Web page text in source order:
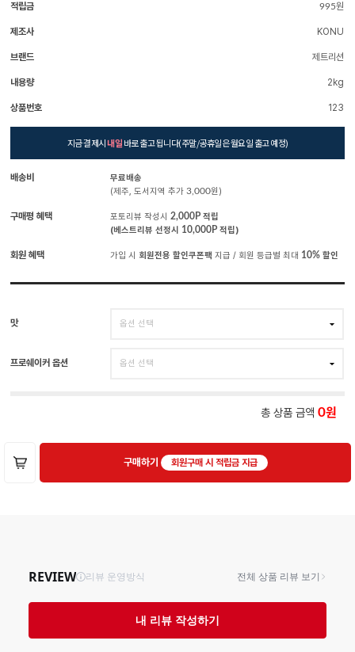
적립금 995원
제조사 KONU
브랜드 제트리션
내용량 2kg
상품번호 123
지금 결제시내일바로 출고 됩니다(주말/공휴일은 월요일 출고 예정)
배송비
무료배송
(제주, 도서지역 추가 3,000원)
구매평 혜택 포토리뷰 작성시 2,000P적립
(베스트리뷰 선정시 10,000P적립)
회원 혜택 가입 시 회원전용 할인쿠폰팩 지급 / 회원 등급별 최대 10%할인
맛
프로쉐이커 옵션
총 상품 금액 0
구매하기 회원구매 시 적립금 지급